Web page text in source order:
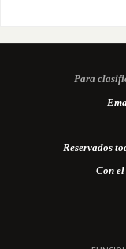
Para
Reservados
Con